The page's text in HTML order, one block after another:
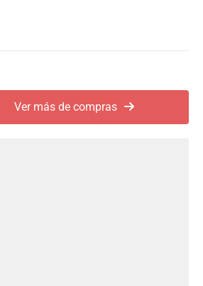
Ver más de compras